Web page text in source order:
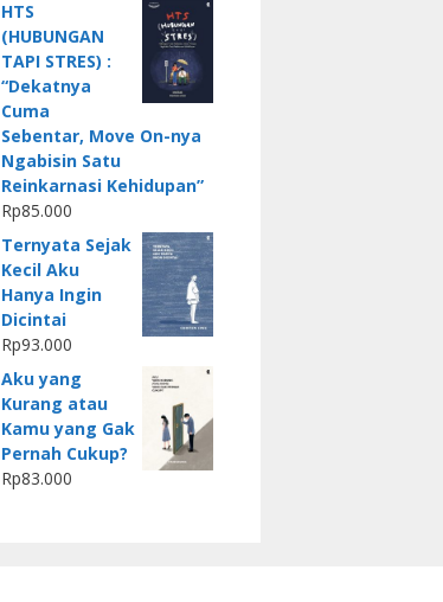
HTS
(HUBUNGAN
TAPI STRES) :
“Dekatnya
Cuma
Sebentar, Move On-nya
Ngabisin Satu
Reinkarnasi Kehidupan”
Rp85.000
Ternyata Sejak
Kecil Aku
Hanya Ingin
Dicintai
Rp93.000
Aku yang
Kurang atau
Kamu yang Gak
Pernah Cukup?
Rp83.000